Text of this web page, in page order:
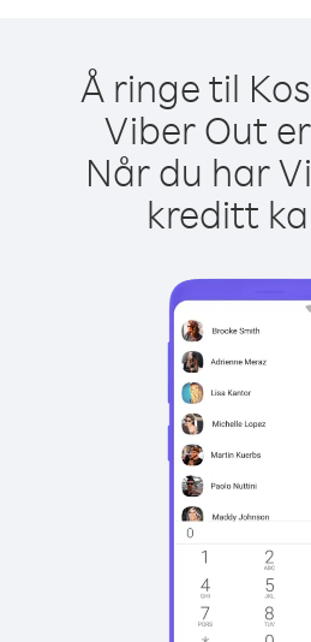
Å ringe til
Viber Out
Når du har
kreditt